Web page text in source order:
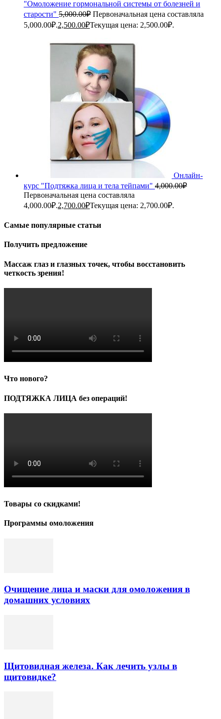
"Омоложение гормональной системы от болезней и
старости" 5,000.00₽ Первоначальная цена составляла
5,000.00₽.2,500.00₽Текущая цена: 2,500.00₽.
Онлайн-
курс "Подтяжка лица и тела тейпами" 4,000.00₽
Первоначальная цена составляла
4,000.00₽.2,700.00₽Текущая цена: 2,700.00₽.
Самые популярные статьи
Получить предложение
Массаж глаз и глазных точек, чтобы восстановить
четкость зрения!
Что нового?
ПОДТЯЖКА ЛИЦА без операций!
Товары со скидками!
Программы омоложения
Очищение лица и маски для омоложения в
домашних условиях
Щитовидная железа. Как лечить узлы в
щитовидке?